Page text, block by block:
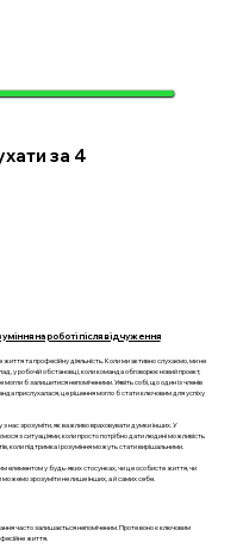
за 4
на роботі після відчуження
та професійну діяльність. Коли ми активно слухаємо, ми не
у робочій обстановці, коли команда обговорює новий проект,
б залишитися непоміченими. Уявіть собі, що один із членів
прислухалася, це рішення могло б стати ключовим для успіху
нас зрозуміти, як важливо враховувати думки інших. У
з ситуаціями, коли просто потрібно дати людині можливість
коли підтримка і розуміння можуть стати вирішальними.
елементом у будь-яких стосунках, чи це особисте життя, чи
можемо зрозуміти не лише інших, а й самих себе.
часто залишається непоміченим. Проте воно є ключовим
життя.